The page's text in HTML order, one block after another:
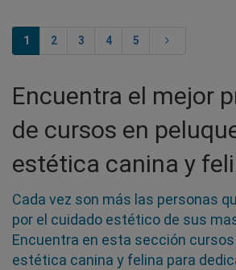
1 2 3 4 5
Encuentra el mejor
de cursos en
estética canina y
Cada vez son más las personas
por el cuidado estético de sus
Encuentra en esta sección
estética canina y felina para